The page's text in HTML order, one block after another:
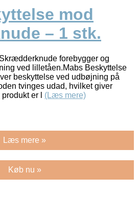
mod
– 1 stk.
forebygger og
ved lilletåen.Mabs Beskyttelse
beskyttelse ved udbøjning på
tvinges udad, hvilket giver
er l (Læs mere)
Læs mere »
Køb nu »